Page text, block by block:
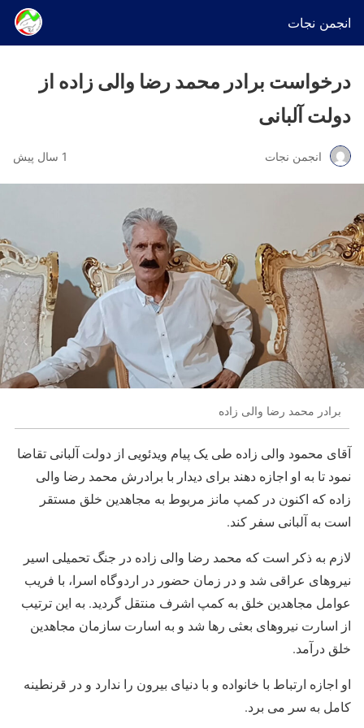
انجمن نجات
درخواست برادر محمد رضا والی زاده از
دولت آلبانی
انجمن نجات 1 سال پیش
برادر محمد رضا والی زاده
آقای محمود والی زاده طی یک پیام ویدئویی از دولت آلبانی تقاضا
نمود تا به او اجازه دهند برای دیدار با برادرش محمد رضا والی
زاده که اکنون در کمپ مانز مربوط به مجاهدین خلق مستقر
است به آلبانی سفر کند.
لازم به ذکر است که محمد رضا والی زاده در جنگ تحمیلی اسیر
نیروهای عراقی شد و در زمان حضور در اردوگاه اسرا، با فریب
عوامل مجاهدین خلق به کمپ اشرف منتقل گردید. به این ترتیب
از اسارت نیروهای بعثی رها شد و به اسارت سازمان مجاهدین
خلق درآمد.
او اجازه ارتباط با خانواده و با دنیای بیرون را ندارد و در قرنطینه
کامل به سر می برد.